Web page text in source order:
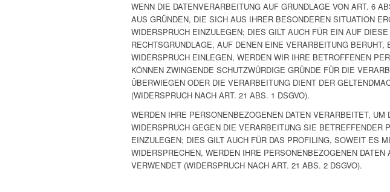
WENN DIE DATENVERARBEITUNG AUF GRUNDLAGE VON ART. 6
AUS GRÜNDEN, DIE SICH AUS IHRER BESONDEREN SITUATION
WIDERSPRUCH EINZULEGEN; DIES GILT AUCH FÜR EIN AUF
RECHTSGRUNDLAGE, AUF DENEN EINE VERARBEITUNG
WIDERSPRUCH EINLEGEN, WERDEN WIR IHRE BETROFFENEN
KÖNNEN ZWINGENDE SCHUTZWÜRDIGE GRÜNDE FÜR DIE
ÜBERWIEGEN ODER DIE VERARBEITUNG DIENT DER
(WIDERSPRUCH NACH ART. 21 ABS. 1 DSGVO).
WERDEN IHRE PERSONENBEZOGENEN DATEN VERARBEITET,
WIDERSPRUCH GEGEN DIE VERARBEITUNG SIE BETREFFENDER
EINZULEGEN; DIES GILT AUCH FÜR DAS PROFILING, SOWEIT ES
WIDERSPRECHEN, WERDEN IHRE PERSONENBEZOGENEN
VERWENDET (WIDERSPRUCH NACH ART. 21 ABS. 2 DSGVO).